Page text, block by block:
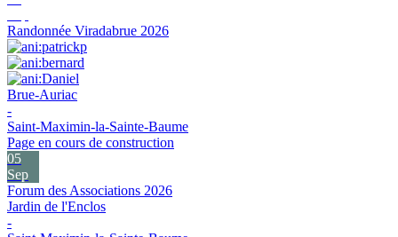
Randonnée Viradabrue 2026
Brue-Auriac
-
Saint-Maximin-la-Sainte-Baume
Page en cours de construction
05
Sep
Forum des Associations 2026
Jardin de l'Enclos
-